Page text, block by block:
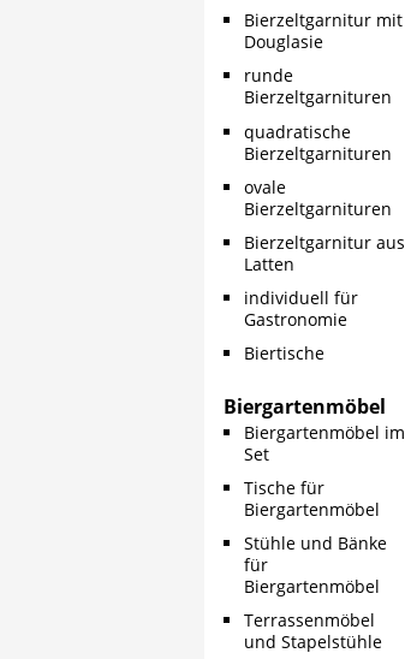
Bierzeltgarnitur mit
Douglasie
runde
Bierzeltgarnituren
quadratische
Bierzeltgarnituren
ovale
Bierzeltgarnituren
Bierzeltgarnitur aus
Latten
individuell für
Gastronomie
Biertische
Biergartenmöbel
Biergartenmöbel im
Set
Tische für
Biergartenmöbel
Stühle und Bänke
für
Biergartenmöbel
Terrassenmöbel
und Stapelstühle